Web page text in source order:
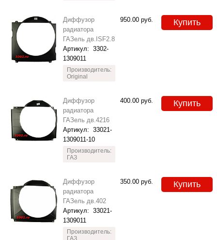
Диффузор
радиатора
ГАЗель дв.ISF2.8
Артикул: 3302-
1309011
Производитель:
Original
950.00 руб. Купить
Диффузор
радиатора
ГАЗель дв.4216
Артикул: 33021-
1309011-10
Производитель:
ГАЗ
400.00 руб. Купить
Диффузор
радиатора
ГАЗель дв.402
Артикул: 33021-
1309011
Производитель:
350.00 руб. Купить